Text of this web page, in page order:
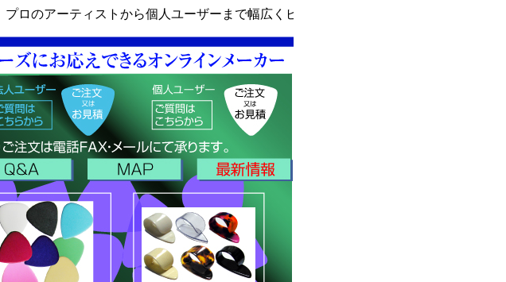
ロのアーティストから個人ユーザーまで幅広くピック製作 にお応えしています。お気軽